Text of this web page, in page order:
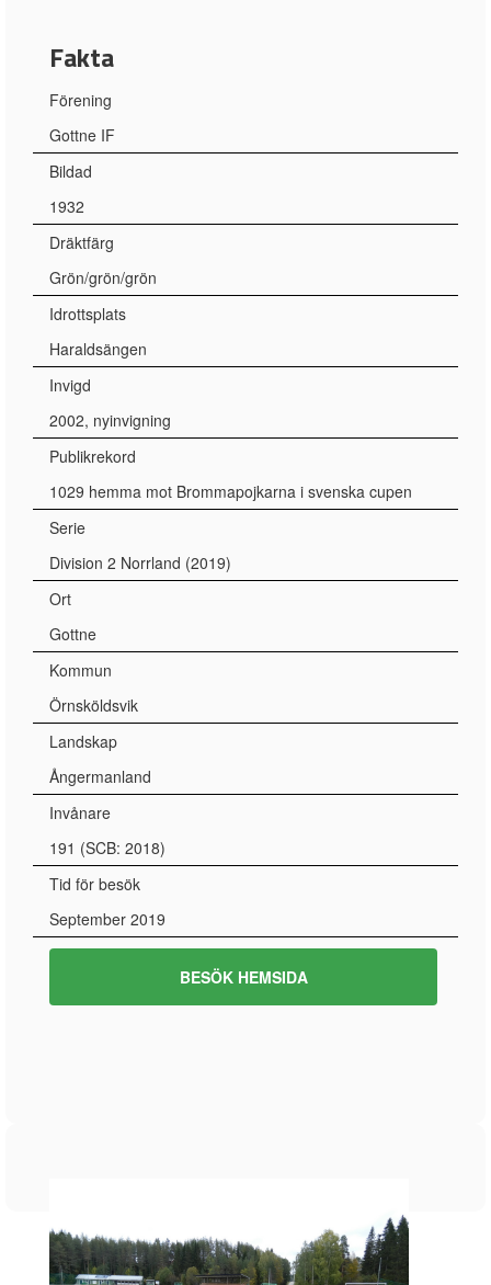
Fakta
Förening
Gottne IF
Bildad
1932
Dräktfärg
Grön/grön/grön
Idrottsplats
Haraldsängen
Invigd
2002, nyinvigning
Publikrekord
1029 hemma mot Brommapojkarna i svenska cupen
Serie
Division 2 Norrland (2019)
Ort
Gottne
Kommun
Örnsköldsvik
Landskap
Ångermanland
Invånare
191 (SCB: 2018)
Tid för besök
September 2019
BESÖK HEMSIDA